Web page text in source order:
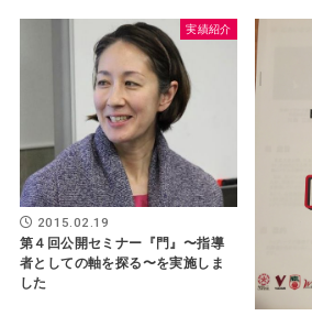
実績紹介
2015.02.19
第４回公開セミナー『門』〜指導
者としての軸を探る〜を実施しま
した